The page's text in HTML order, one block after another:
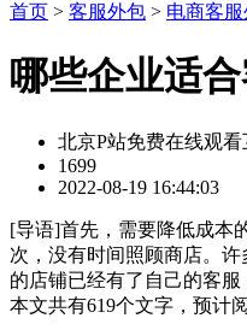
首页 > 客服外包 > 电商客
哪些企业适
北京P站免费在线观看
1699
2022-08-19 16:44:03
[导语]首先，需要降低成本
次，没有时间照顾商店。
的店铺已经有了自己的客
本文共有619个文字，预计